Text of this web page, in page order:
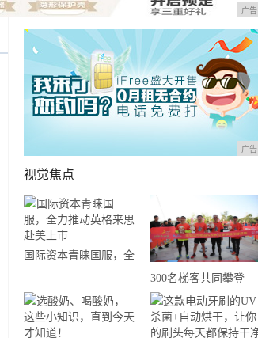
广告
广告
视觉焦点
国际资本青睐国服，全
市
300名梯客共同攀登
2019国际垂直马拉松超
级精英赛顺德海骏达中